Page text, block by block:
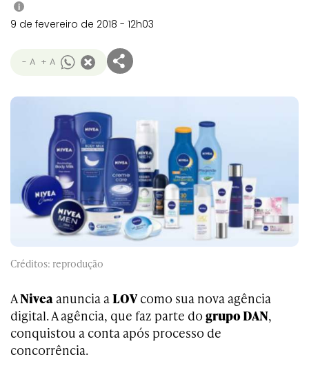
i
9 de fevereiro de 2018 - 12h03
- A + A
Créditos: reprodução
ANivea anuncia aLOV como sua nova agência
digital. A agência, que faz parte do grupo DAN,
conquistou a conta após processo de
concorrência.